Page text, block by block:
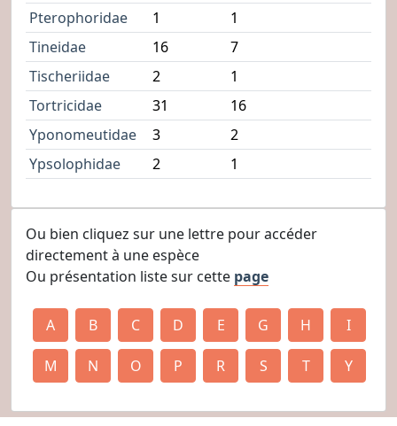
Pterophoridae
1
1
Tineidae
16
7
Tischeriidae
2
1
Tortricidae
31
16
Yponomeutidae
3
2
Ypsolophidae
2 1
Ou bien cliquez sur une lettre pour accéder
directement à une espèce
Ou présentation liste sur cette page
A B C D E G H I
M N O P R S T Y